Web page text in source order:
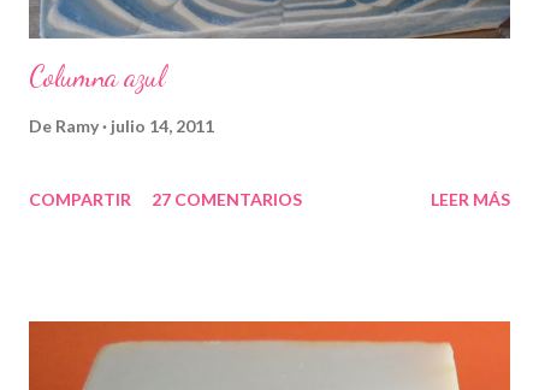
Columna azul
De Ramy julio 14, 2011
COMPARTIR 27 COMENTARIOS LEER MÁS